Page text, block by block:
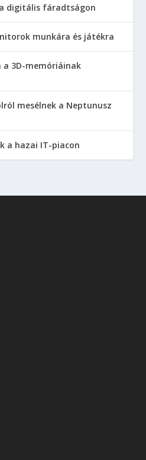
digitális fáradtságon
munkára és játékra
3D-memóriáinak
mesélnek a Neptunusz
a hazai IT-piacon